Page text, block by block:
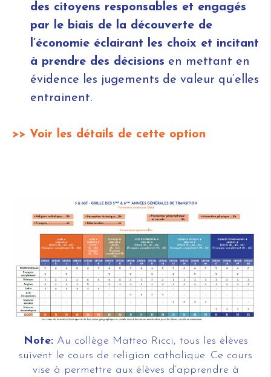
des citoyens responsables et engagés
par le biais de la découverte de
l’économie éclairant les choix et incitant
à prendre des décisions en mettant en
évidence les jugements de valeur qu’elles
entrainent.
>> Voir les détails de cette option
Note:Au collège Matteo Ricci, tous les élèves
suivent le cours de religion catholique. Ce cours
vise à permettre aux élèves d’apprendre à